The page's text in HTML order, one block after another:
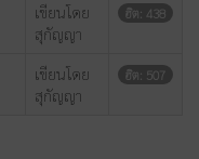
เขียนโดย
สุกัญญา
ฮิต: 438
เขียนโดย
สุกัญญา
ฮิต: 507